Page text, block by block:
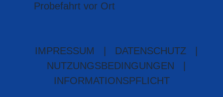
Probefahrt vor Ort
IMPRESSUM DATENSCHUTZ
NUTZUNGSBEDINGUNGEN
INFORMATIONSPFLICHT